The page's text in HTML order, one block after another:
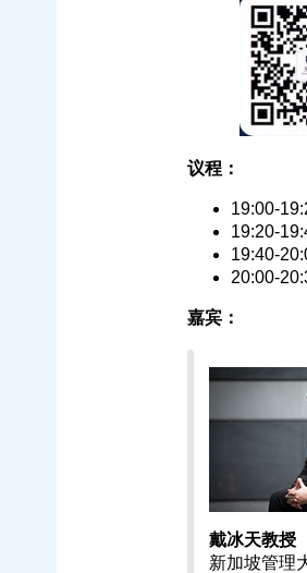
议程：
19:00-
19:20-
19:40-
20:00-
嘉宾：
戴冰天教授
新加坡管理